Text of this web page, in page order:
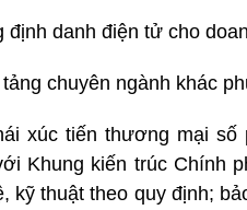
định danh điện tử cho
chuyên ngành khác
xúc tiến thương mại
Khung kiến trúc Chính
kỹ thuật theo quy định;